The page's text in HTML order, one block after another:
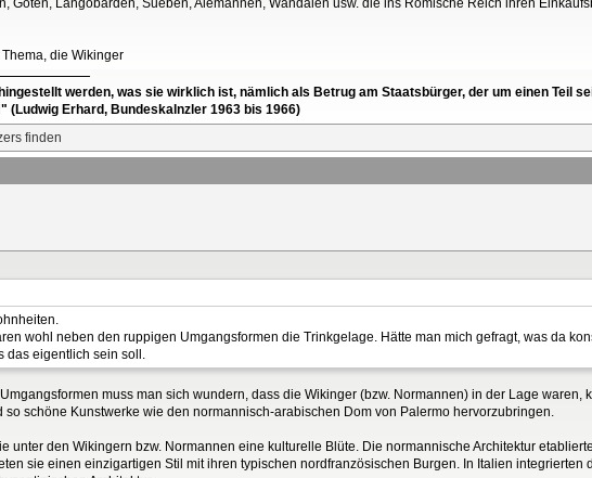
die Wikinger
werden, was sie wirklich ist, nämlich als Betrug am Staatsbürger, der um einen Teil
(Ludwig Erhard, Bundeskalnzler 1963 bis 1966)
wohl neben den ruppigen Umgangsformen die Trinkgelage. Hätte man mich gefragt, was da
das eigentlich sein soll.
muss man sich wundern, dass die Wikinger (bzw. Normannen) in der Lage waren,
so schöne Kunstwerke wie den normannisch-arabischen Dom von Palermo hervorzubringen.
unter den Wikingern bzw. Normannen eine kulturelle Blüte. Die normannische Architektur
sie einen einzigartigen Stil mit ihren typischen nordfranzösischen Burgen. In Italien